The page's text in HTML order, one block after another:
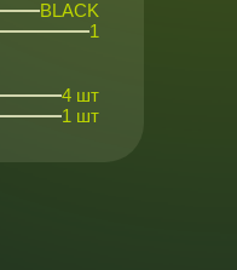
BLACK
1
4 шт
1 шт